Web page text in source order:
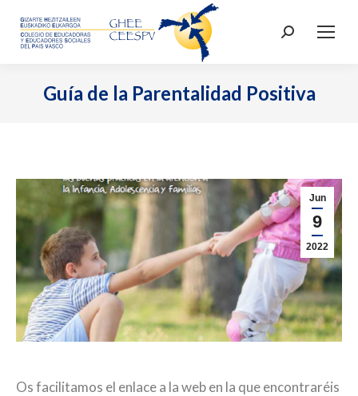
Buscar:
Guía de la Parentalidad Positiva
Jun
9
2022
Os facilitamos el enlace a la web en la que encontraréis